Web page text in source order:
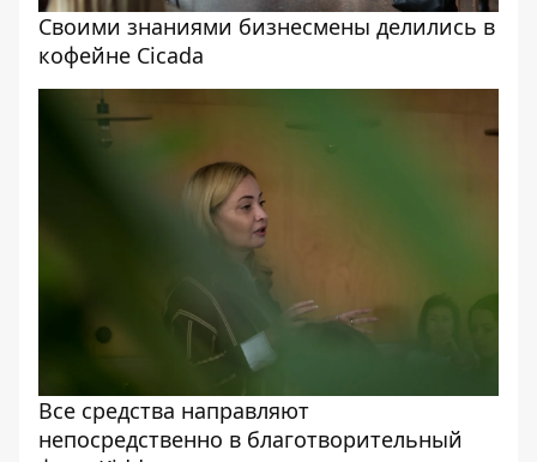
Своими знаниями бизнесмены делились в
кофейне Cicada
Все средства направляют
непосредственно в благотворительный